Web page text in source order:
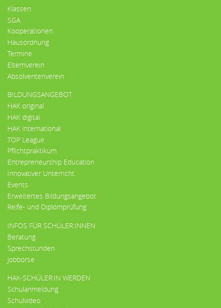
Klassen
SGA
Kooperationen
Hausordnung
Termine
Elternverein
Absolventenverein
BILDUNGSANGEBOT
HAK original
HAK digital
HAK international
TOP League
Pflichtpraktikum
Entrepreneurship Education
Innovativer Unterricht
Events
Erweitertes Bildungsangebot
Reife- und Diplomprüfung
INFOS FÜR SCHÜLER:INNEN
Beratung
Sprechstunden
Jobbörse
HAK-SCHÜLER:IN WERDEN
Schulanmeldung
Schulvideo